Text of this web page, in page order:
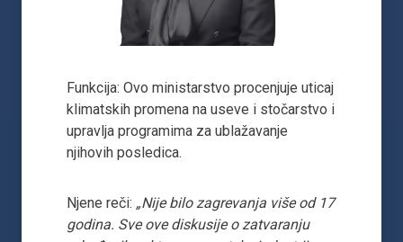
Funkcija: Ovo ministarstvo procenjuje uticaj
klimatskih promena na useve i stočarstvo i
upravlja programima za ublažavanje
njihovih posledica.
Njene reči: „Nije bilo zagrevanja više od 17
godina. Sve ove diskusije o zatvaranju